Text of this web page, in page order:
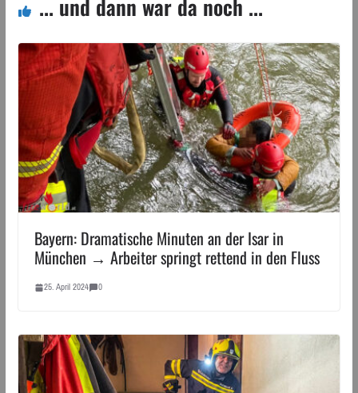
... und dann war da noch ...
Bayern: Dramatische Minuten an der Isar in
München → Arbeiter springt rettend in den Fluss
25. April 2024 0